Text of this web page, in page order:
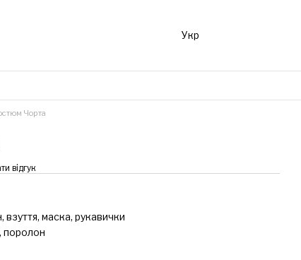
Укр
Чорта
відгук
взуття, маска, рукавички
поролон